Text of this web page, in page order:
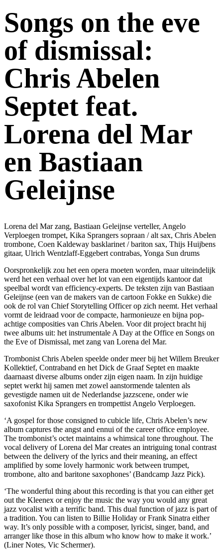
Songs on the eve
of dismissal:
Chris Abelen
Septet feat.
Lorena del Mar
en Bastiaan
Geleijnse
Lorena del Mar zang, Bastiaan Geleijnse verteller, Angelo
Verploegen trompet, Kika Sprangers sopraan / alt sax, Chris Abelen
trombone, Coen Kaldeway basklarinet / bariton sax, Thijs Huijbens
gitaar, Ulrich Wentzlaff-Eggebert contrabas, Yonga Sun drums
Oorspronkelijk zou het een opera moeten worden, maar uiteindelijk
werd het een verhaal over het lot van een eigentijds kantoor dat
speelbal wordt van efficiency-experts. De teksten zijn van Bastiaan
Geleijnse (een van de makers van de cartoon Fokke en Sukke) die
ook de rol van Chief Storytelling Officer op zich neemt. Het verhaal
vormt de leidraad voor de compacte, harmonieuze en bijna pop-
achtige composities van Chris Abelen. Voor dit project bracht hij
twee albums uit: het instrumentale A Day at the Office en Songs on
the Eve of Dismissal, met zang van Lorena del Mar.
Trombonist Chris Abelen speelde onder meer bij het Willem Breuker
Kollektief, Contraband en het Dick de Graaf Septet en maakte
daarnaast diverse albums onder zijn eigen naam. In zijn huidige
septet werkt hij samen met zowel aanstormende talenten als
gevestigde namen uit de Nederlandse jazzscene, onder wie
saxofonist Kika Sprangers en trompettist Angelo Verploegen.
‘A gospel for those consigned to cubicle life, Chris Abelen’s new
album captures the angst and ennui of the career office employee.
The trombonist’s octet maintains a whimsical tone throughout. The
vocal delivery of Lorena del Mar creates an intriguing tonal contrast
between the delivery of the lyrics and their meaning, an effect
amplified by some lovely harmonic work between trumpet,
trombone, alto and baritone saxophones’ (Bandcamp Jazz Pick).
‘The wonderful thing about this recording is that you can either get
out the Kleenex or enjoy the music the way you would any great
jazz vocalist with a terrific band. This dual function of jazz is part of
a tradition. You can listen to Billie Holiday or Frank Sinatra either
way. It’s only possible with a composer, lyricist, singer, band, and
arranger like those in this album who know how to make it work.’
(Liner Notes, Vic Schermer).